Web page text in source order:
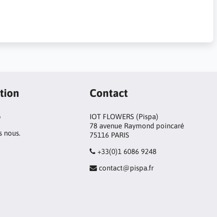
nous.
Contact
IOT FLOWERS (Pispa)
78 avenue Raymond poincaré
75116 PARIS
+33(0)1 6086 9248
contact@pispa.fr